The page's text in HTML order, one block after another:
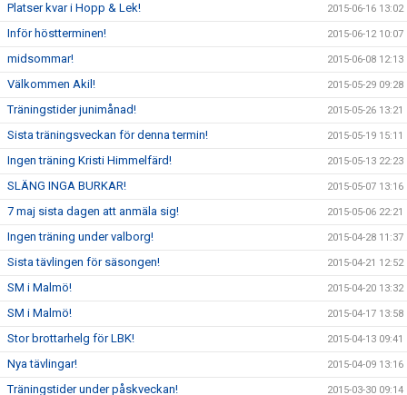
Platser kvar i Hopp & Lek! 2015-06-16 13:02
Inför höstterminen! 2015-06-12 10:07
midsommar! 2015-06-08 12:13
Välkommen Akil! 2015-05-29 09:28
Träningstider junimånad! 2015-05-26 13:21
Sista träningsveckan för denna termin! 2015-05-19 15:11
Ingen träning Kristi Himmelfärd! 2015-05-13 22:23
SLÄNG INGA BURKAR! 2015-05-07 13:16
7 maj sista dagen att anmäla sig! 2015-05-06 22:21
Ingen träning under valborg! 2015-04-28 11:37
Sista tävlingen för säsongen! 2015-04-21 12:52
SM i Malmö! 2015-04-20 13:32
SM i Malmö! 2015-04-17 13:58
Stor brottarhelg för LBK! 2015-04-13 09:41
Nya tävlingar! 2015-04-09 13:16
Träningstider under påskveckan! 2015-03-30 09:14